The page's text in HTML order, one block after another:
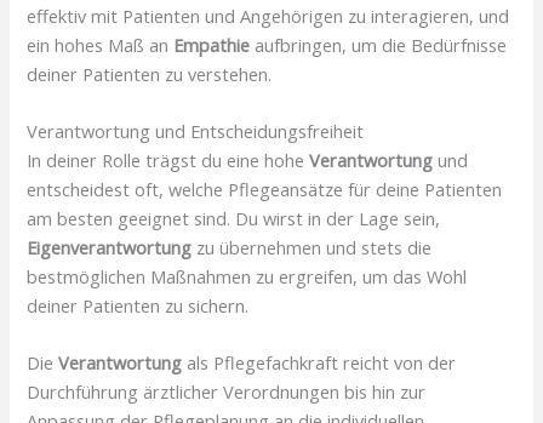
effektiv mit Patienten und Angehörigen zu interagieren, und
ein hohes Maß an Empathie aufbringen, um die Bedürfnisse
deiner Patienten zu verstehen.
Verantwortung und Entscheidungsfreiheit
In deiner Rolle trägst du eine hoheVerantwortung und
entscheidest oft, welche Pflegeansätze für deine Patienten
am besten geeignet sind. Du wirst in der Lage sein,
Eigenverantwortung zu übernehmen und stets die
bestmöglichen Maßnahmen zu ergreifen, um das Wohl
deiner Patienten zu sichern.
DieVerantwortung als Pflegefachkraft reicht von der
Durchführung ärztlicher Verordnungen bis hin zur